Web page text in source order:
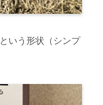
という形状（シンプ